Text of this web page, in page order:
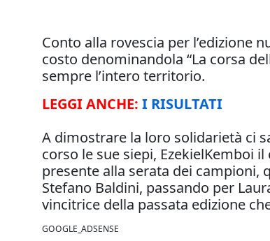
Conto alla rovescia per l’edizione
costo denominandola “La corsa
sempre l’intero territorio.
LEGGI ANCHE: I RISULTATI
A dimostrare la loro solidarietà ci
corso le sue siepi, EzekielKemboi
presente alla serata dei campioni,
Stefano Baldini, passando per
vincitrice della passata edizione
GOOGLE_ADSENSE